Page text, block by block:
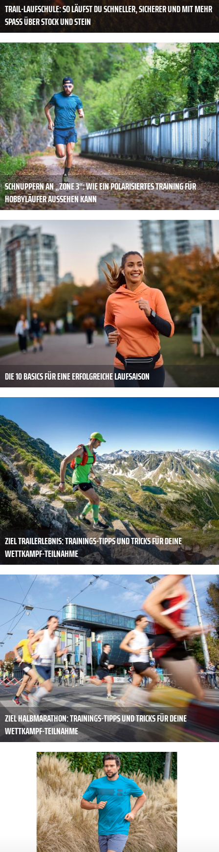
TRAIL-LAUFSCHULE: SO LÄUFST DU SCHNELLER, ­SICHERER UND MIT MEHR
SPASS ÜBER STOCK UND STEIN
SCHNUPPERN AN „ZONE 3“: WIE EIN POLARISIERTES ­TRAINING FÜR
HOBBY­LÄUFER AUSSEHEN KANN
DIE 10 BASICS FÜR EINE ERFOLGREICHE LAUFSAISON
ZIEL TRAILERLEBNIS: TRAININGS-TIPPS UND TRICKS FÜR DEINE
WETTKAMPF-TEILNAHME
ZIEL HALBMARATHON: TRAININGS-TIPPS UND TRICKS FÜR DEINE
WETTKAMPF-TEILNAHME